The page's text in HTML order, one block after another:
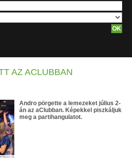
AZ ACLUBBAN
Andro pörgette a lemezeket július 2-
án az aClubban. Képekkel piszkáljuk
meg a partihangulatot.